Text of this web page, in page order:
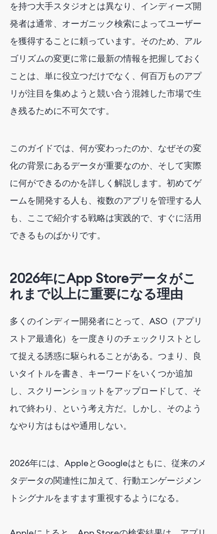
を持つ大手スタジオとは異なり、インディーズ開
発者は通常、オーガニック検索によってユーザー
を獲得することに頼っています。そのため、アル
ゴリズムの変更に常に最新の情報を把握しておく
ことは、単に役立つだけでなく、何百万ものアプ
リが注目を集めようと競い合う混雑した市場で生
き残るために不可欠です。
このガイドでは、何が変わったのか、なぜその変
化の背景にあるデータが重要なのか、そして実際
に何ができるのかを詳しく解説します。初めてゲ
ームを開発する人も、複数のアプリを管理する人
も、ここで紹介する戦略は実践的で、すぐに活用
できるものばかりです。
2026年にApp Storeデータがこ
れまで以上に重要になる理由
多くのインディー開発者にとって、ASO（アプリ
ストア最適化）を一度きりのチェックリストとし
て捉える誘惑に駆られることがある。つまり、良
いタイトルを書き、キーワードをいくつか追加
し、スクリーンショットをアップロードして、そ
れで終わり、という考え方だ。しかし、そのよう
なやり方はもはや通用しない。
2026年には、AppleとGoogleはともに、従来のメ
タデータの関連性に加えて、行動エンゲージメン
トシグナルをますます重視するようになる。